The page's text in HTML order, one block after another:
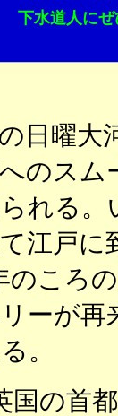
下水道人に
日曜大
のスム
れる。
江戸に
のころ
ーが
。
国の首